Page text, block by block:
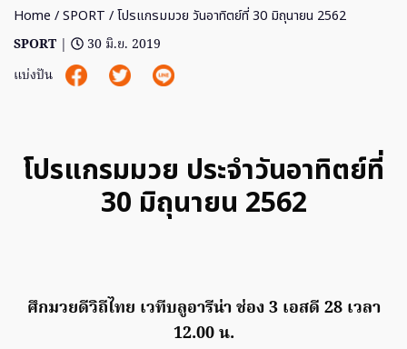
Home /SPORT / โปรแกรมมวย วันอาทิตย์ที่ 30 มิถุนายน 2562
SPORT |
30 มิ.ย. 2019
แบ่งปัน
โปรแกรมมวย ประจำวันอาทิตย์ที่
30 มิถุนายน 2562
ศึกมวยดีวิถีไทย เวทีบลูอารีน่า ช่อง 3 เอสดี 28 เวลา
12.00 น.